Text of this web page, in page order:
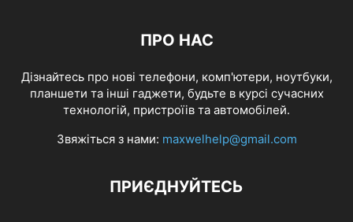
ПРО НАС
Дізнайтесь про нові телефони, комп'ютери, ноутбуки,
планшети та інші гаджети, будьте в курсі сучасних
технологій, пристроїів та автомобілей.
Звяжіться з нами: maxwelhelp@gmail.com
ПРИЄДНУЙТЕСЬ